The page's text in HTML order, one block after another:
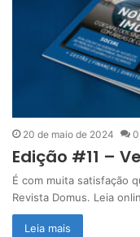
20 de maio de 2024 0
Edição #11 –
É com muita satisfação
Revista Domus. Leia
Leia mais